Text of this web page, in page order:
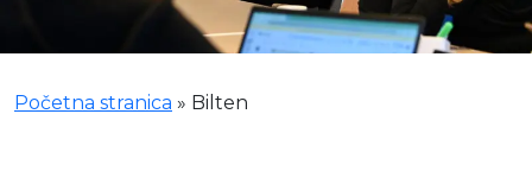
Početna stranica » Bilten